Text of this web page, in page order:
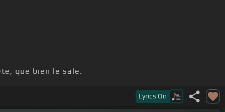
que bien le sale.
Lyrics On